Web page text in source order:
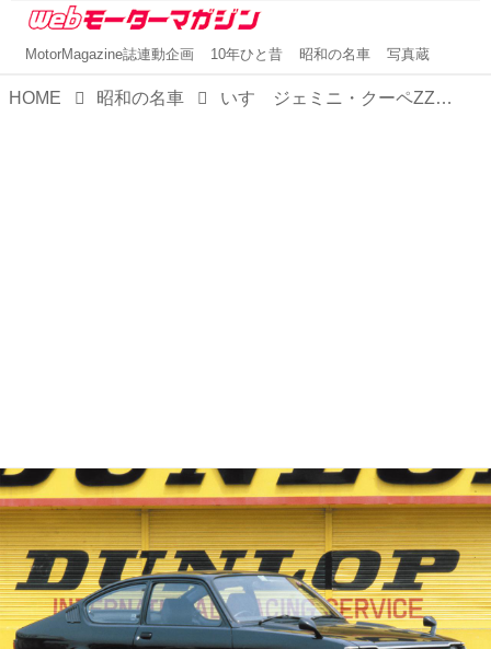
MotorMagazine誌連動企画 10年ひと昔 昭和の名車 写真蔵
HOME 昭和の名車 いすゞジェミニ・クーペZZ（昭和54／1979年11月発売・PF60型）【昭和の名車・完全版ダイジェスト108】